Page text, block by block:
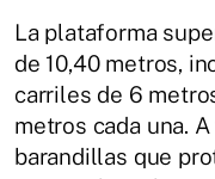
La plataforma
de 10,40 metros,
carriles de 6
metros cada una.
barandillas que